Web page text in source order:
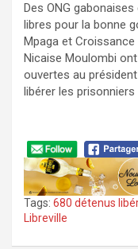
Des ONG
libres pour la bonne
Mpaga et Croissance
Nicaise Moulombi
ouvertes au
libérer les
Tags: 680 détenus
Libreville